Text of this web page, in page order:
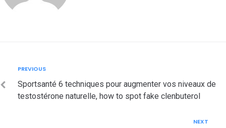
navigation
Previous
PREVIOUS
Sportsanté 6 techniques pour augmenter vos niveaux de
testostérone naturelle, how to spot fake clenbuterol
NEXT